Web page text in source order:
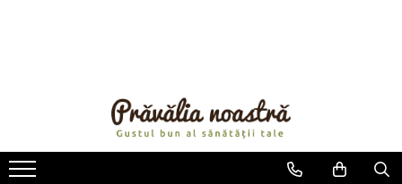
ULEIURI ȘI UNTURI
MĂSLINE